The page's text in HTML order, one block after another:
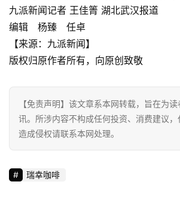
经
教
育
专
汽
车
新
九派新闻记者 王佳箐 湖北武汉报道
编辑 杨臻 任卓
【来源：九派新闻】
版权归原作者所有，向原创致敬
【免责声明】该文章系本网转载，旨在为
讯。所涉内容不构成任何投资、消费建议
造成侵权请联系本网处理。
瑞幸咖啡